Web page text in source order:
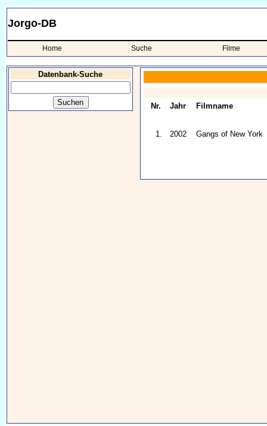
Jorgo-DB
Home Suche Filme
Datenbank-Suche
Nr. Jahr Filmname
1. 2002 Gangs of New York